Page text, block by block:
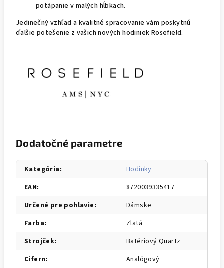
potápanie v malých hĺbkach.
Jedinečný vzhľad a kvalitné spracovanie vám poskytnú
ďalšie potešenie z vašich nových hodiniek Rosefield.
Dodatočné parametre
Kategória:
Hodinky
EAN:
8720039335417
Určené pre pohlavie:
Dámske
Farba:
Zlatá
Strojček:
Batériový Quartz
Cifern:
Analógový